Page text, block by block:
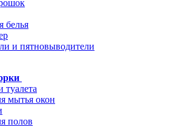
белья
и пятновыводители
туалета
мытья окон
полов